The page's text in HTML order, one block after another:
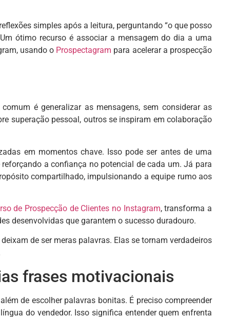
simples após a leitura, perguntando “o que posso
ótimo recurso é associar a mensagem do dia a uma
usando o Prospectagram para acelerar a prospecção
é generalizar as mensagens, sem considerar as
superação pessoal, outros se inspiram em colaboração
em momentos chave. Isso pode ser antes de uma
a confiança no potencial de cada um. Já para
compartilhado, impulsionando a equipe rumo aos
de Prospecção de Clientes no Instagram, transforma a
desenvolvidas que garantem o sucesso duradouro.
de ser meras palavras. Elas se tornam verdadeiros
frases motivacionais
de escolher palavras bonitas. É preciso compreender
do vendedor. Isso significa entender quem enfrenta